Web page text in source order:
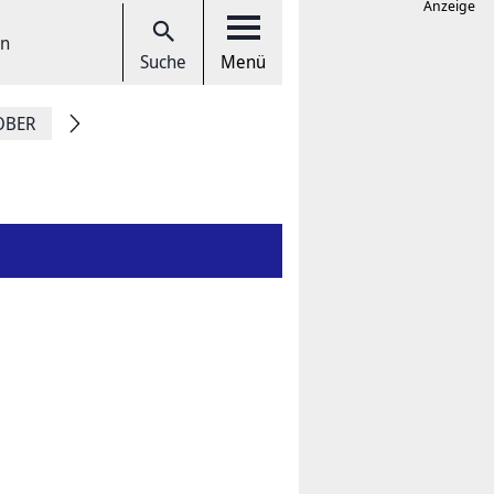
Suche Menü
Anzeige